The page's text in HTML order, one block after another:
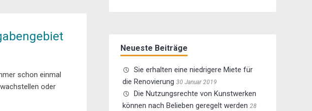
schon einmal
oder
Neueste Beiträge
Sie erhalten eine niedrigere Miete für
die Renovierung 30 Januar 2019
Die Nutzungsrechte von Kunstwerken
können nach Belieben geregelt werden 28